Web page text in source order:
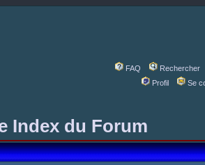
FAQ
Rechercher
Profil
Se
Index du Forum